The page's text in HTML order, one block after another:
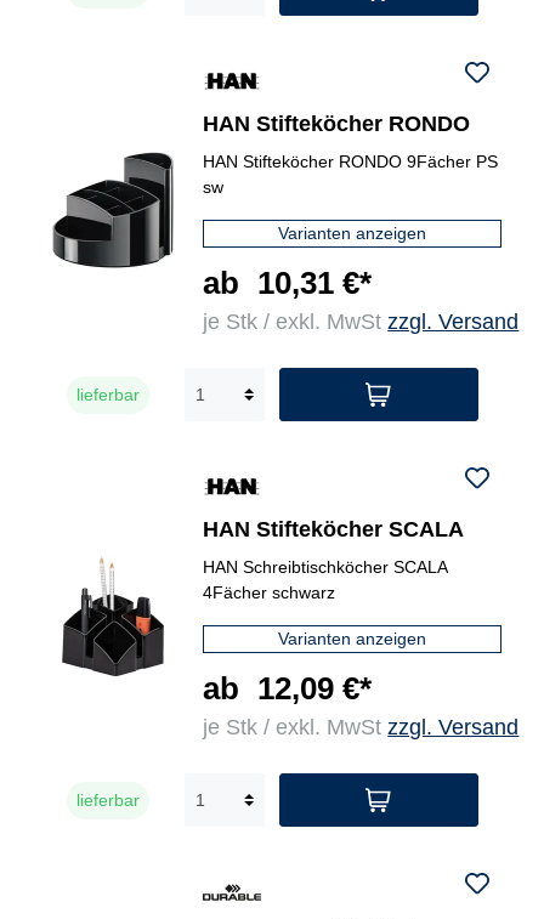
HAN Stifteköcher RONDO
HAN Stifteköcher RONDO 9Fächer PS
sw
Varianten anzeigen
ab 10,31 €*
je Stk / exkl. MwStzzgl. Versand
lieferbar
HAN Stifteköcher SCALA
HAN Schreibtischköcher SCALA
4Fächer schwarz
Varianten anzeigen
ab 12,09 €*
je Stk / exkl. MwStzzgl. Versand
lieferbar